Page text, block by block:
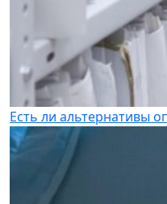
Есть ли альтернативы